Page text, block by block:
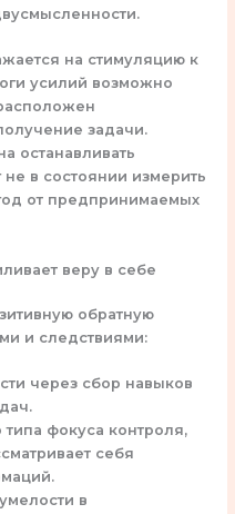
на стимуляцию к
усилий возможно
задачи.
останавливать
не в состоянии измерить
от предпринимаемых
веру в себе
обратную
и следствиями:
через сбор навыков
типа фокуса контроля,
себя
в